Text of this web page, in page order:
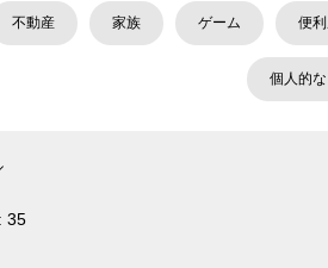
不動産 家族 ゲーム 便
個人的な
35